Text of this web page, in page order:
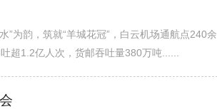
”为韵，筑就“羊城花冠”，白云机场通航点240余
超1.2亿人次，货邮吞吐量380万吨......